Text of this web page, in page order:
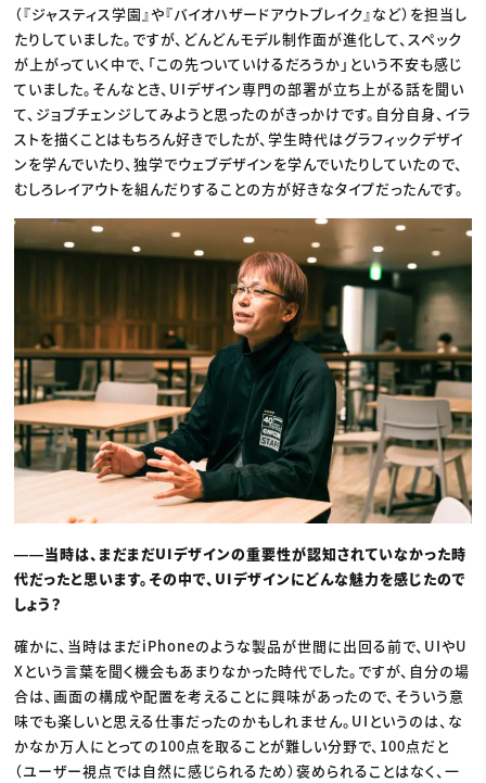
（『ジャスティス学園』や『バイオハザードアウトブレイク』など）を担当し
たりしていました。ですが、どんどんモデル制作面が進化して、スペック
が上がっていく中で、「この先ついていけるだろうか」という不安も感じ
ていました。そんなとき、UIデザイン専門の部署が立ち上がる話を聞い
て、ジョブチェンジしてみようと思ったのがきっかけです。自分自身、イラ
ストを描くことはもちろん好きでしたが、学生時代はグラフィックデザイ
ンを学んでいたり、独学でウェブデザインを学んでいたりしていたので、
むしろレイアウトを組んだりすることの方が好きなタイプだったんです。
――当時は、まだまだUIデザインの重要性が認知されていなかった時
代だったと思います。その中で、UIデザインにどんな魅力を感じたので
しょう？
確かに、当時はまだiPhoneのような製品が世間に出回る前で、UIやU
Xという言葉を聞く機会もあまりなかった時代でした。ですが、自分の場
合は、画面の構成や配置を考えることに興味があったので、そういう意
味でも楽しいと思える仕事だったのかもしれません。UIというのは、な
かなか万人にとっての100点を取ることが難しい分野で、100点だと
（ユーザー視点では自然に感じられるため）褒められることはなく、一